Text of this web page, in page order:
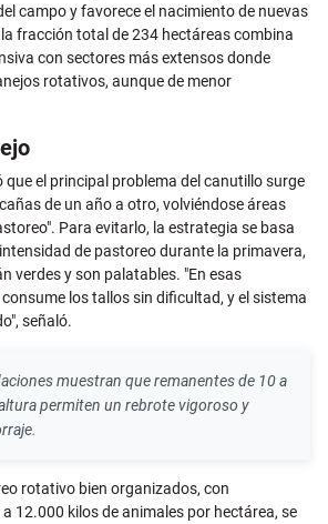
campo y favorece el nacimiento de nuevas
la fracción total de 234 hectáreas combina
con sectores más extensos donde
rotativos, aunque de menor
que el principal problema del canutillo surge
de un año a otro, volviéndose áreas
Para evitarlo, la estrategia se basa
de pastoreo durante la primavera,
verdes y son palatables. "En esas
los tallos sin dificultad, y el sistema
señaló.
muestran que remanentes de 10 a
permiten un rebrote vigoroso y
rotativo bien organizados, con
12.000 kilos de animales por hectárea, se